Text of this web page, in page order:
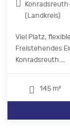
(Landkreis)
Viel Platz,
Freistehendes
Konradsreuth....
145 m²